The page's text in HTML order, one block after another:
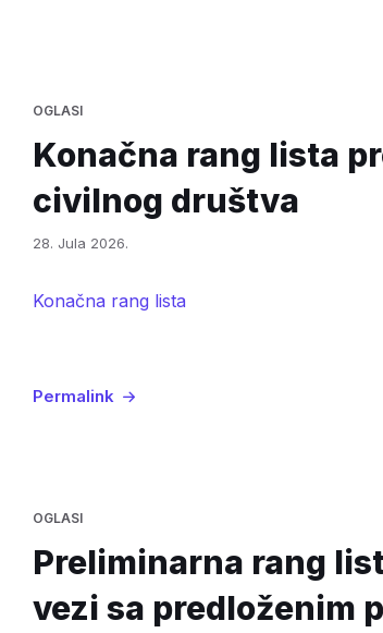
OGLASI
Konačna rang lista
civilnog društva
28. Jula 2026.
Konačna rang lista
Permalink
OGLASI
Preliminarna rang
vezi sa predloženim